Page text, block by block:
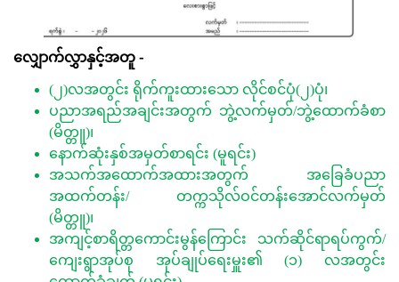
လျှောက်လွှာနှင့်အတူ -
(၂)လအတွင်း ရိုက်ကူးထားသော လိုင်စင်ပုံ(၂)ပုံ၊
ပညာအရည်အချင်းအတွက် ဘွဲ့လက်မှတ်/ဘွဲ့ထောက်ခံစာ
(မိတ္တူ)၊
နောက်ဆုံးနှစ်အမှတ်စာရင်း (မူရင်း)
အသက်အထောက်အထားအတွက် အခြေခံပညာ
အထက်တန်း/ တက္ကသိုလ်ဝင်တန်းအောင်လက်မှတ်
(မိတ္တူ)၊
အကျင့်စာရိတ္တကောင်းမွန်ကြောင်း သက်ဆိုင်ရာရပ်ကွက်/
ကျေးရွာအုပ်စု အုပ်ချုပ်ရေးမှူး၏ (၁) လအတွင်း